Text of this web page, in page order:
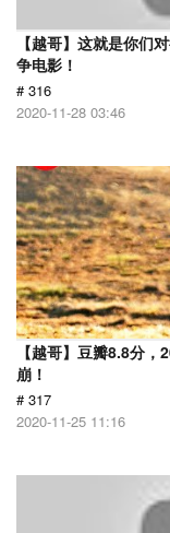
【越哥】这就是你们
争电影！
# 316
2020-11-28 03:46
【越哥】豆瓣8.8分
崩！
# 317
2020-11-25 11:16